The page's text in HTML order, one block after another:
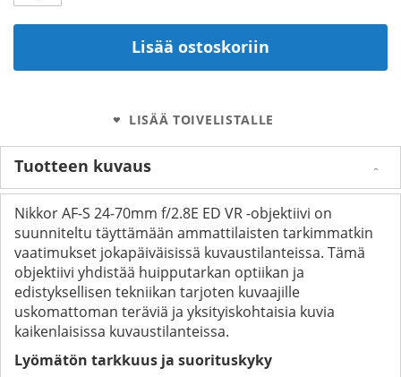
Lisää ostoskoriin
LISÄÄ TOIVELISTALLE
Tuotteen kuvaus
Nikkor AF-S 24-70mm f/2.8E ED VR -objektiivi on
suunniteltu täyttämään ammattilaisten tarkimmatkin
vaatimukset jokapäiväisissä kuvaustilanteissa. Tämä
objektiivi yhdistää huipputarkan optiikan ja
edistyksellisen tekniikan tarjoten kuvaajille
uskomattoman teräviä ja yksityiskohtaisia kuvia
kaikenlaisissa kuvaustilanteissa.
Lyömätön tarkkuus ja suorituskyky